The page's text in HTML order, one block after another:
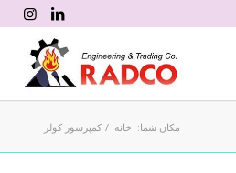
مکان شما: خانه / کمپرسور کولر